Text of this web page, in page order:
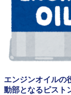
エンジンオイルの
動部となるピスト